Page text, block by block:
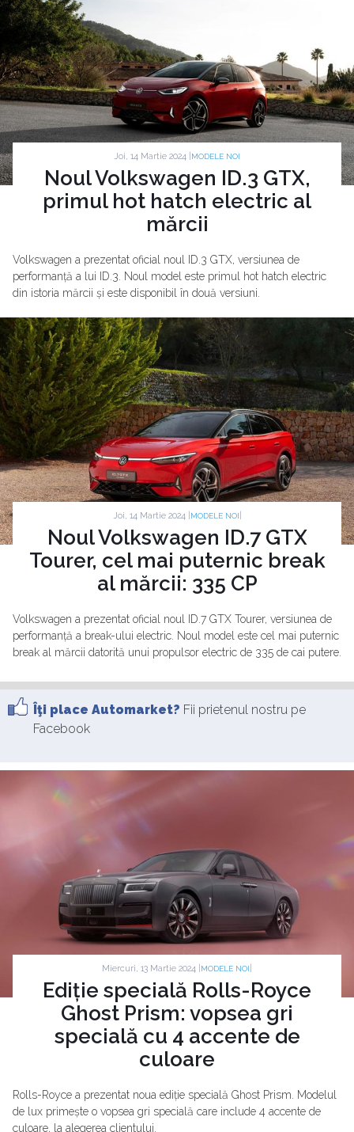
Joi, 14 Martie 2024 | MODELE NOI
Noul Volkswagen ID.3 GTX,
primul hot hatch electric al
mărcii
Volkswagen a prezentat oficial noul ID.3 GTX, versiunea de
performanță a lui ID.3. Noul model este primul hot hatch electric
din istoria mărcii și este disponibil în două versiuni.
Joi, 14 Martie 2024 | MODELE NOI
Noul Volkswagen ID.7 GTX
Tourer, cel mai puternic break
al mărcii: 335 CP
Volkswagen a prezentat oficial noul ID.7 GTX Tourer, versiunea de
performanță a break-ului electric. Noul model este cel mai puternic
break al mărcii datorită unui propulsor electric de 335 de cai putere.
Îţi place Automarket? Fii prietenul nostru pe
Facebook
Miercuri, 13 Martie 2024 | MODELE NOI
Ediție specială Rolls-Royce
Ghost Prism: vopsea gri
specială cu 4 accente de
culoare
Rolls-Royce a prezentat noua ediție specială Ghost Prism. Modelul
de lux primește o vopsea gri specială care include 4 accente de
culoare, la alegerea clientului.